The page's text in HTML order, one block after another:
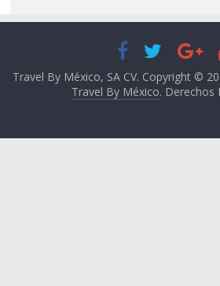
Travel By México, SA CV. Copyright ©
Travel By México. Derechos